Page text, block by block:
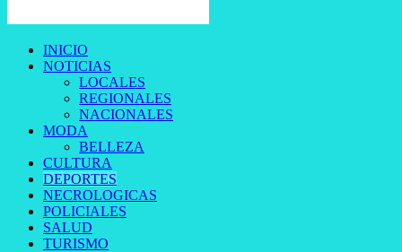
INICIO
NOTICIAS
LOCALES
REGIONALES
NACIONALES
MODA
BELLEZA
CULTURA
DEPORTES
NECROLOGICAS
POLICIALES
SALUD
TURISMO